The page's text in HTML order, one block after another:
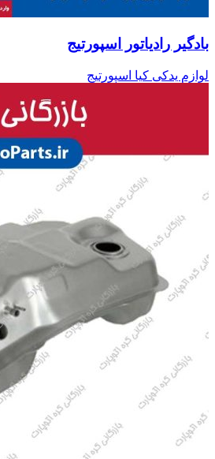
بادگیر رادیاتور اسپورتیج
لوازم یدکی کیا اسپورتیج